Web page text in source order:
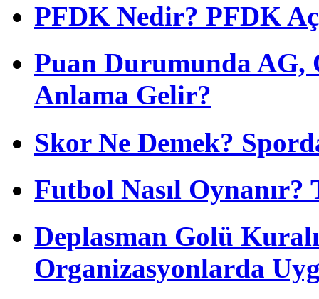
PFDK Nedir? PFDK
Puan Durumunda AG,
Anlama Gelir?
Skor Ne Demek?
Futbol Nasıl
Deplasman Golü
Organizasyonlarda